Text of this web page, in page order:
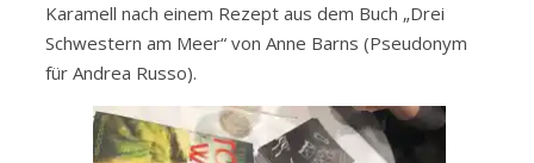
Karamell nach einem Rezept aus dem Buch „Drei
Schwestern am Meer“ von Anne Barns (Pseudonym
für Andrea Russo).